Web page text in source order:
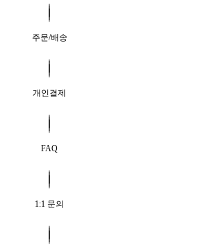
주문/배송
개인결제
FAQ
1:1 문의